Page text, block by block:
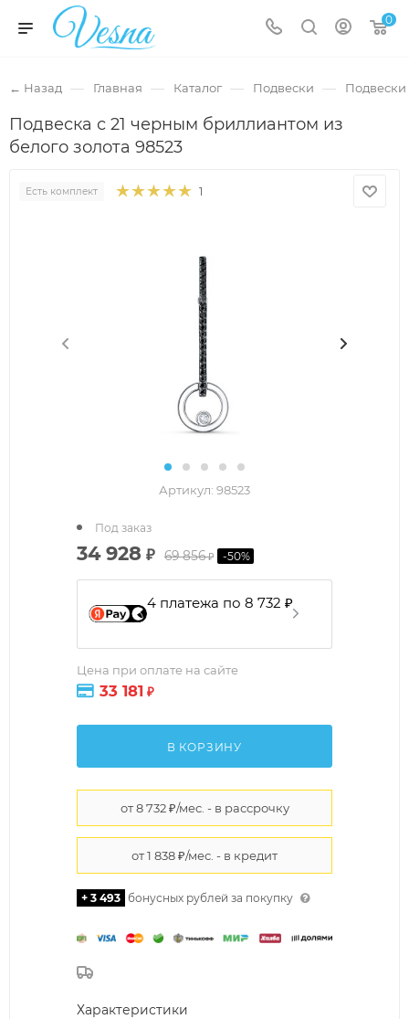
0
← Назад — Главная — Каталог — Подвески — Подвески
Подвеска с 21 черным бриллиантом из
белого золота 98523
Есть комплект 1
Артикул: 98523
34 928 ₽ 69 856₽ -50%
4 платежа по 8 732 ₽
Цена при оплате на сайте
33 181 ₽
Под заказ
В КОРЗИНУ
+ 3 493 бонусных рублей за покупку
Характеристики